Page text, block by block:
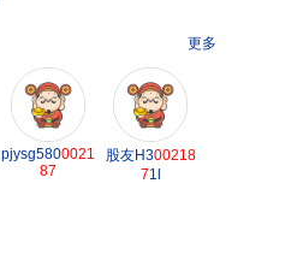
更多
pjysg5800021
87
股友H300218
71l